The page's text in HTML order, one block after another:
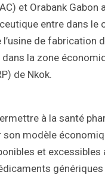
et Orabank Gabon
entre dans le
l’usine de fabrication
la zone
de Nkok.
à la santé
son modèle
et excessibles
génériques